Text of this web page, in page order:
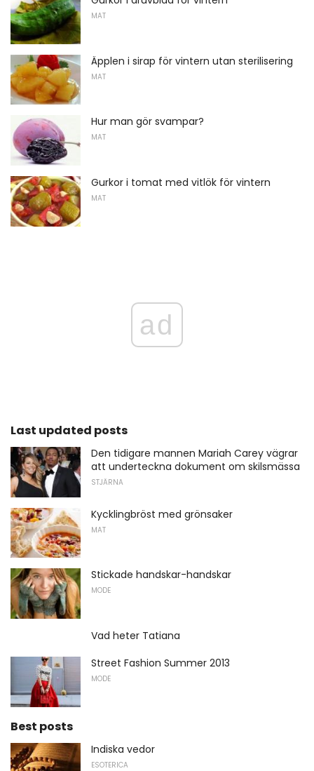
MAT
Äpplen i sirap för vintern utan sterilisering
MAT
Hur man gör svampar?
MAT
Gurkor i tomat med vitlök för vintern
MAT
ad
Last updated posts
Den tidigare mannen Mariah Carey vägrar
att underteckna dokument om skilsmässa
STJÄRNA
Kycklingbröst med grönsaker
MAT
Stickade handskar-handskar
MODE
Vad heter Tatiana
Street Fashion Summer 2013
MODE
Best posts
Indiska vedor
ESOTERICA